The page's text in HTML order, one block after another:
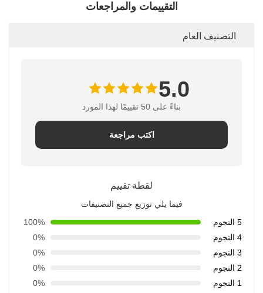
التقييمات والمراجعات
التصنيف العام
5.0
بناءً على 50 تقييمًا لهذا المورد
اكتب مراجعة
لقطة تقييم
فيما يلي توزيع جميع التصنيفات
5 النجوم
100%
4 النجوم
0%
3 النجوم
0%
2 النجوم
0%
1 النجوم
0%